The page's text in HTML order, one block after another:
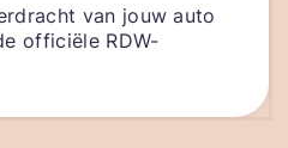
van jouw auto
officiële RDW-